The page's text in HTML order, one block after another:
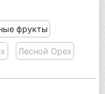
фрукты
Лесной Орех